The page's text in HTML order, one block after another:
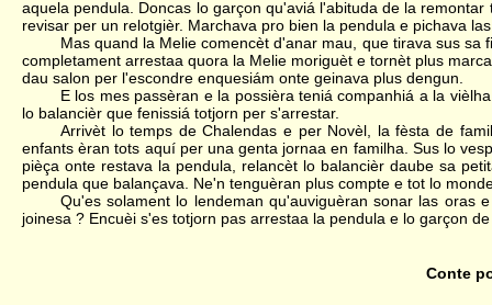
aquela pendula. Doncas lo garçon qu'aviá l'abituda de la
revisar per un relotgièr. Marchava pro bien la pendula e pichava
Mas quand la Melie comencèt d'anar mau, que tirava sus
completament arrestaa quora la Melie moriguèt e tornèt plus
dau salon per l'escondre enquesiám onte geinava plus dengun.
E los mes passèran e la possièra teniá companhiá a la
lo balancièr que fenissiá totjorn per s'arrestar.
Arrivèt lo temps de Chalendas e per Novèl, la fèsta de
enfants èran tots aquí per una genta jornaa en familha. Sus lo
pièça onte restava la pendula, relancèt lo balancièr daube sa
pendula que balançava. Ne'n tenguèran plus compte e tot lo
Qu'es solament lo lendeman qu'auviguèran sonar las oras
joinesa ? Encuèi s'es totjorn pas arrestaa la pendula e lo garçon
Conte